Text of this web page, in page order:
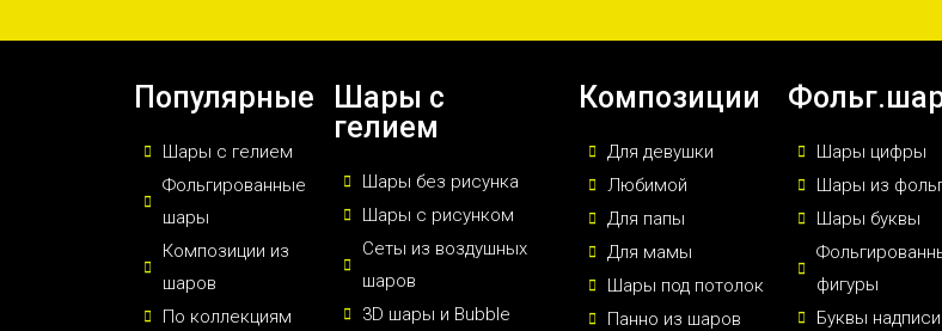
Популярные
Шары с гелием
Фольгированные
шары
Композиции из
шаров
По коллекциям
Шары с
гелием
Шары без рисунка
Шары с рисунком
Сеты из воздушных
шаров
3D шары и Bubble
Композиции
Для девушки
Любимой
Для папы
Для мамы
Шары под потолок
Панно из шаров
Шары цифры
Шары из
Шары буквы
фигуры
Буквы надписи